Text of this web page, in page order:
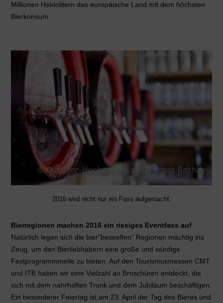
Millionen Hektolitern das europäische Land mit dem höchsten
Bierkonsum.
2016 wird nicht nur ein Fass aufgemacht.
Bierregionen machen 2016 ein riesiges Eventfass auf
Natürlich legen sich die bier“beseelten“ Regionen mächtig ins
Zeug, um den Bierliebhabern eine große und würdige
Festprogrammmeile zu bieten. Auf den Tourismusmessen CMT
und ITB haben wir eine Vielzahl an Broschüren entdeckt, die
sich mit dem nahrhaften Trunk und dem Jubiläum beschäftigen.
Ein besonderer Feiertag ist am 23. April der Tag des Bieres und